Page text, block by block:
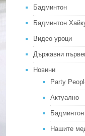
Бадминтон
Бадминтон
Видео уроци
Държавни
Новини
Party
Актуално
Нашите